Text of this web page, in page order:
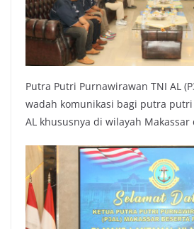
Putra Putri Purnawirawan TNI AL
wadah komunikasi bagi putra
AL khususnya di wilayah Makassar